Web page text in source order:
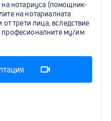
на нотариуса (помощник-
на нотариалната
трети лица, вследствие
професионалните му/им